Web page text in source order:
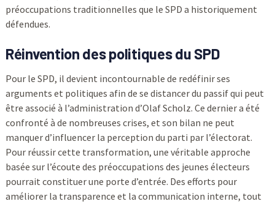
préoccupations traditionnelles que le SPD a historiquement
défendues.
Réinvention des politiques du SPD
Pour le SPD, il devient incontournable de redéfinir ses
arguments et politiques afin de se distancer du passif qui peut
être associé à l’administration d’Olaf Scholz. Ce dernier a été
confronté à de nombreuses crises, et son bilan ne peut
manquer d’influencer la perception du parti par l’électorat.
Pour réussir cette transformation, une véritable approche
basée sur l’écoute des préoccupations des jeunes électeurs
pourrait constituer une porte d’entrée. Des efforts pour
améliorer la transparence et la communication interne, tout